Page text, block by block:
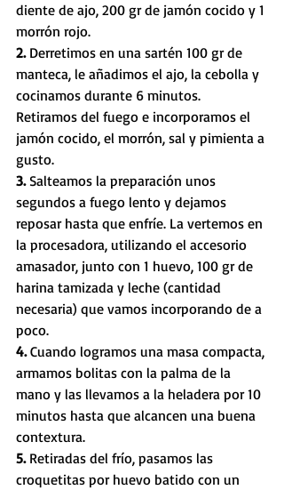
diente de ajo, 200 gr de jamón cocido y 1
morrón rojo.
2. Derretimos en una sartén 100 gr de
manteca, le añadimos el ajo, la cebolla y
cocinamos durante 6 minutos.
Retiramos del fuego e incorporamos el
jamón cocido, el morrón, sal y pimienta a
gusto.
3. Salteamos la preparación unos
segundos a fuego lento y dejamos
reposar hasta que enfríe. La vertemos en
la procesadora, utilizando el accesorio
amasador, junto con 1 huevo, 100 gr de
harina tamizada y leche (cantidad
necesaria) que vamos incorporando de a
poco.
4. Cuando logramos una masa compacta,
armamos bolitas con la palma de la
mano y las llevamos a la heladera por 10
minutos hasta que alcancen una buena
contextura.
5. Retiradas del frío, pasamos las
croquetitas por huevo batido con un